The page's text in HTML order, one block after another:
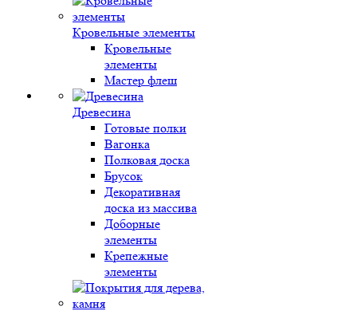
Кровельные элементы
Кровельные
элементы
Мастер флеш
Древесина
Готовые полки
Вагонка
Полковая доска
Брусок
Декоративная
доска из массива
Доборные
элементы
Крепежные
элементы